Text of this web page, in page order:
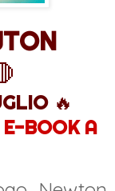
🔥
BOOK A